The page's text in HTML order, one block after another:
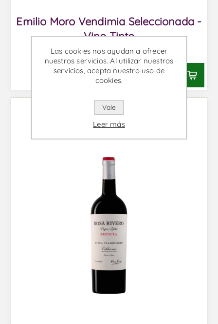
Emilio Moro Vendimia Seleccionada -
Vino Tinto
Desde €30,83 IVA incl.
Las cookies nos ayudan a ofrecer
nuestros servicios. Al utilizar nuestros
servicios, acepta nuestro uso de
cookies.
Vale
Leer más